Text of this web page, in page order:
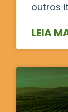
outros
LEIA